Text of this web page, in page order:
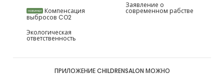
НОВИНКИ Компенсация
выбросов CO2
Экологическая
ответственность
Заявление о
современном рабстве
ПРИЛОЖЕНИЕ CHILDRENSALON МОЖНО